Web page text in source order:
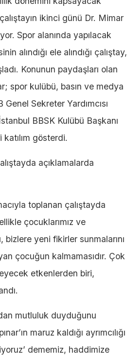
ikinci günü Dr. Mimar
Spor alanında yapılacak
alındığı ele alındığı çalıştay,
Konunun paydaşları olan
spor kulübü, basın ve medya
Sekreter Yardımcısı
BBSK Kulübü Başkanı
gösterdi.
açıklamalarda
toplanan çalıştayda
çocuklarımız ve
bizlere yeni fikirler sunmalarını
çocuğun kalmamasıdır. Çok
etkenlerden biri,
mutluluk duyduğunu
maruz kaldığı ayrımcılığı
dememiz, haddimize